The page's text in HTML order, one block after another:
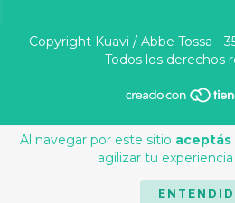
Al navegar por este sitio aceptás
agilizar tu
Copyright Kuavi / Abbe Tossa -
Todos los derechos